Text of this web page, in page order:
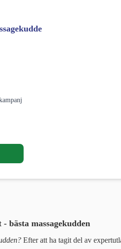
bästa massagekudden
Efter att ha tagit del av